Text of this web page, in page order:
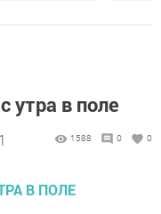
утра в поле
1588 0 0